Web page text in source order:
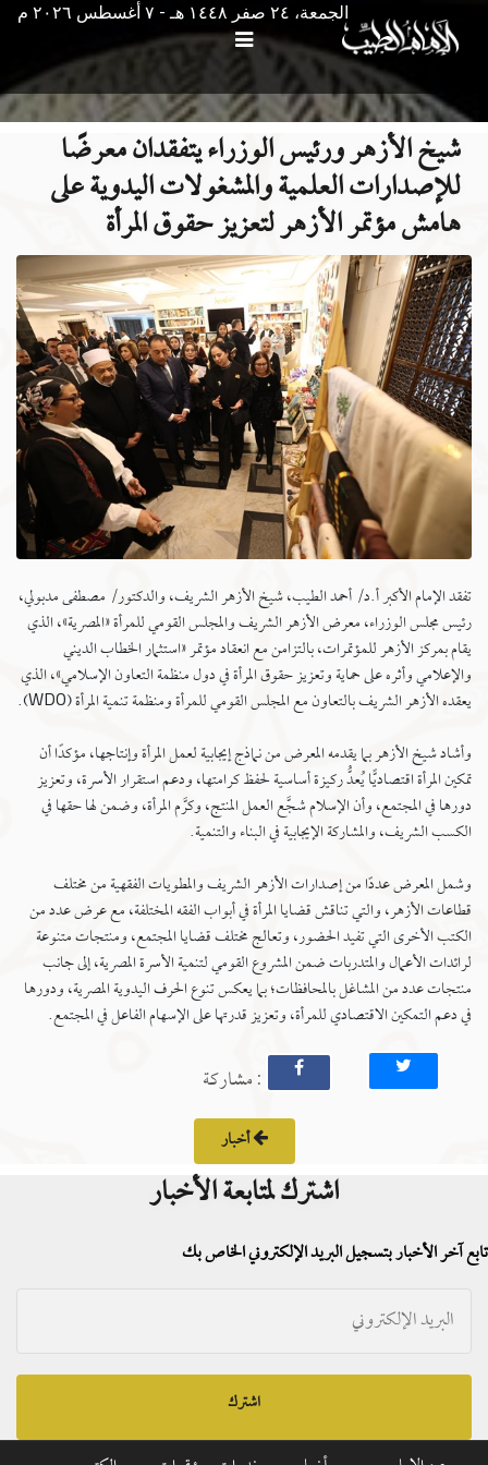
الجمعة، ٢٤ صفر ١٤٤٨ هـ - ۷ أغسطس ۲۰۲٦ م
شيخ الأزهر ورئيس الوزراء يتفقدان معرضًا
للإصدارات العلمية والمشغولات اليدوية على
هامش مؤتمر الأزهر لتعزيز حقوق المرأة
تفقد الإمام الأكبر أ.د/ أحمد الطيب، شيخ الأزهر الشريف، والدكتور/ مصطفى مدبولي،
رئيس مجلس الوزراء، معرض الأزهر الشريف والمجلس القومي للمرأة «المصرية»، الذي
يقام بمركز الأزهر للمؤتمرات، بالتزامن مع انعقاد مؤتمر «استثمار الخطاب الديني
والإعلامي وأثره على حماية وتعزيز حقوق المرأة في دول منظمة التعاون الإسلامي»، الذي
يعقده الأزهر الشريف بالتعاون مع المجلس القومي للمرأة ومنظمة تنمية المرأة (WDO).
وأشاد شيخ الأزهر بما يقدمه المعرض من نماذج إيجابية لعمل المرأة وإنتاجها، مؤكدًا أن
تمكين المرأة اقتصاديًّا يُعدُّ ركيزة أساسية لحفظ كرامتها، ودعم استقرار الأسرة، وتعزيز
دورها في المجتمع، وأن الإسلام شجَّع العمل المنتج، وكرَّم المرأة، وضمن لها حقها في
الكسب الشريف، والمشاركة الإيجابية في البناء والتنمية.
وشمل المعرض عددًا من إصدارات الأزهر الشريف والمطويات الفقهية من مختلف
قطاعات الأزهر، والتي تناقش قضايا المرأة في أبواب الفقه المختلفة، مع عرض عدد من
الكتب الأخرى التي تفيد الحضور، وتعالج مختلف قضايا المجتمع، ومنتجات متنوعة
لرائدات الأعمال والمتدربات ضمن المشروع القومي لتنمية الأسرة المصرية، إلى جانب
منتجات عدد من المشاغل بالمحافظات؛ بما يعكس تنوع الحرف اليدوية المصرية، ودورها
في دعم التمكين الاقتصادي للمرأة، وتعزيز قدرتها على الإسهام الفاعل في المجتمع.
: مشاركة
أخبار
اشترك لمتابعة الأخبار
تابع آخر الأخبار بتسجيل البريد الإلكتروني الخاص بك
اشترك